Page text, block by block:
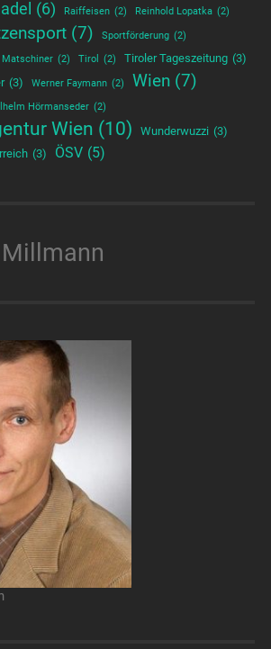
(6) Raiffeisen (2) Reinhold Lopatka (2)
(7) Sportförderung (2)
Matschiner (2) Tirol (2) Tiroler Tageszeitung (3)
(3) Werner Faymann (2) Wien (7)
Hörmanseder (2)
Wien (10) Wunderwuzzi (3)
(3) ÖSV (5)